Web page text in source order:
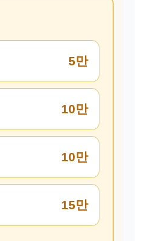
5만
10만
10만
15만